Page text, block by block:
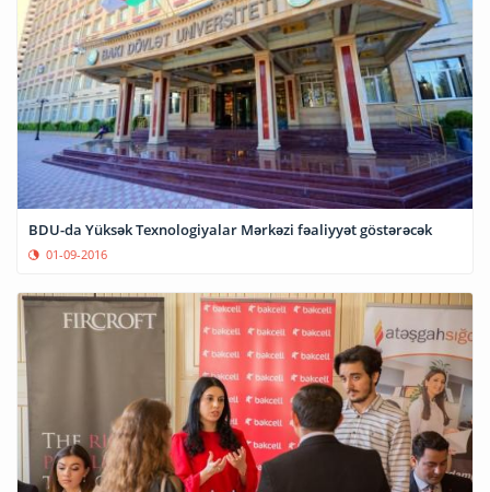
BDU-da Yüksək Texnologiyalar Mərkəzi fəaliyyət göstərəcək
01-09-2016